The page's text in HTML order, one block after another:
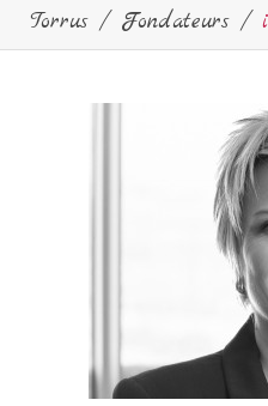
Torrus/ Fondateurs/